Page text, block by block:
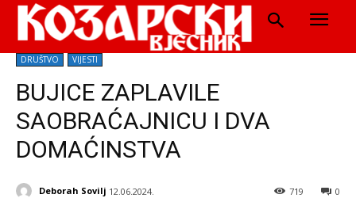
DRUŠTVO VIJESTI
BUJICE ZAPLAVILE
SAOBRAĆAJNICU I DVA
DOMAĆINSTVA
Deborah Sovilj 12.06.2024. 0
719